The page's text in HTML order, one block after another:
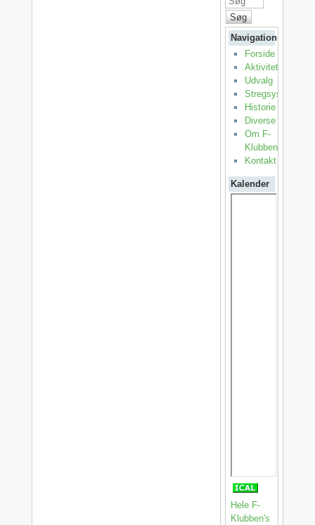
Søg
Navigation
Forside
Aktiviteter
Udvalg
Stregsystemet
Historie
Diverse
Om F-
Klubben
Kontakt
Kalender
Hele F-
Klubben's